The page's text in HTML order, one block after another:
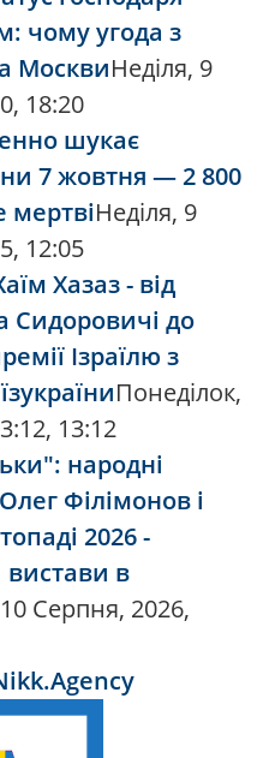
чому угода з
МосквиНеділя, 9
18:20
шукає
7 жовтня — 2 800
мертвіНеділя, 9
12:05
Хазаз - від
Сидоровичі до
Ізраїлю з
Понеділок,
13:12
народні
Філімонов і
2026 -
вистави в
Серпня, 2026,